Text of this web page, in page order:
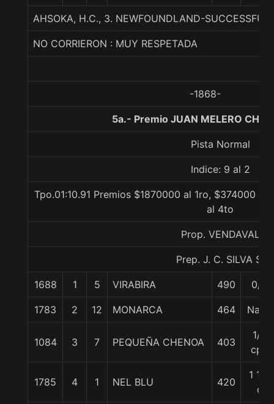
AHSOKA, H.C., 3. NEWFOUNDLAND-SUCCESSFUL
NO CORRIERON : MUY RESPETADA
-1868-
5a.- Premio JUAN MELERO CH.,
Pista Normal
Indice: 9 al 2
Tpo.01:10.91 Premios $1870000 al 1ro, $374000
al 4to
Prop. VENDAVAL
Prep. J. C. SILVA S.
1688 1 5 VIRABIRA 490 0/0
1783 2 12 MONARCA 464 Nariz
1084 3 7 PEQUEÑA CHENOA 403
1/2
cpo
1785 4 1 NEL BLU 420
1 1/2
c